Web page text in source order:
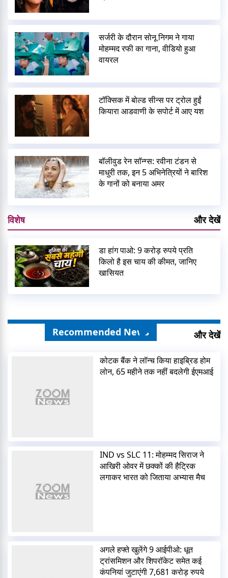
सर्जरी के दौरान सोनू निगम ने गाया
मोहम्मद रफी का गाना, वीडियो हुआ
वायरल
टॉक्सिक में बोल्ड सीन्स पर ट्रोल हुईं
कियारा आडवाणी के सपोर्ट में आए यश
बॉलीवुड रेन सॉन्ग्स: रवीना टंडन से
माधुरी तक, इन 5 अभिनेत्रियों ने बारिश
के गानों को बनाया अमर
विशेष और देखें
डा हांग पाओ: 9 करोड़ रुपये प्रति
किलो है इस चाय की कीमत, जानिए
खासियत
Recommended News और देखें
कोटक बैंक ने लॉन्च किया हाइब्रिड होम
लोन, 65 महीने तक नहीं बदलेगी ईएमआई
IND vs SLC 11: मोहम्मद सिराज ने
आखिरी ओवर में छक्कों की हैट्रिक
लगाकर भारत को जिताया अभ्यास मैच
अगले हफ्ते खुलेंगे 9 आईपीओ: धूत
ट्रांसमिशन और शिपरॉकेट समेत कई
कंपनियां जुटाएंगी 7,681 करोड़ रुपये